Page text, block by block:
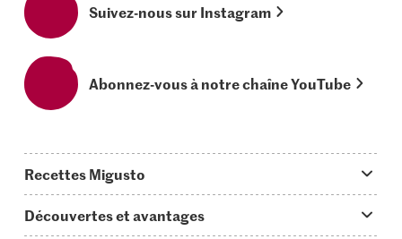
Suivez-nous sur Instagram
Abonnez-vous à notre chaîne YouTube
Recettes Migusto
Découvertes et avantages